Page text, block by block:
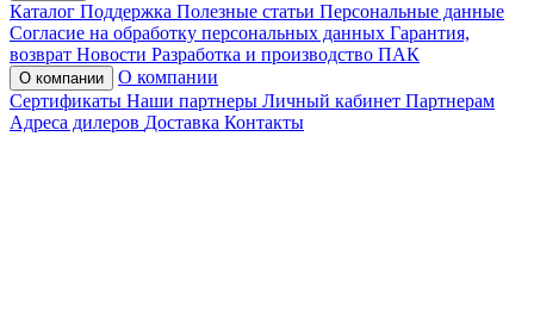
Каталог Поддержка Полезные статьи Персональные данные
Согласие на обработку персональных данных Гарантия,
возврат Новости Разработка и производство ПАК
О компании
О компании
Сертификаты Наши партнеры Личный кабинет Партнерам
Адреса дилеров Доставка Контакты